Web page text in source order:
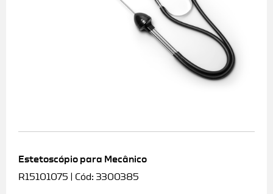
Estetoscópio para Mecânico
R15101075 | Cód: 3300385